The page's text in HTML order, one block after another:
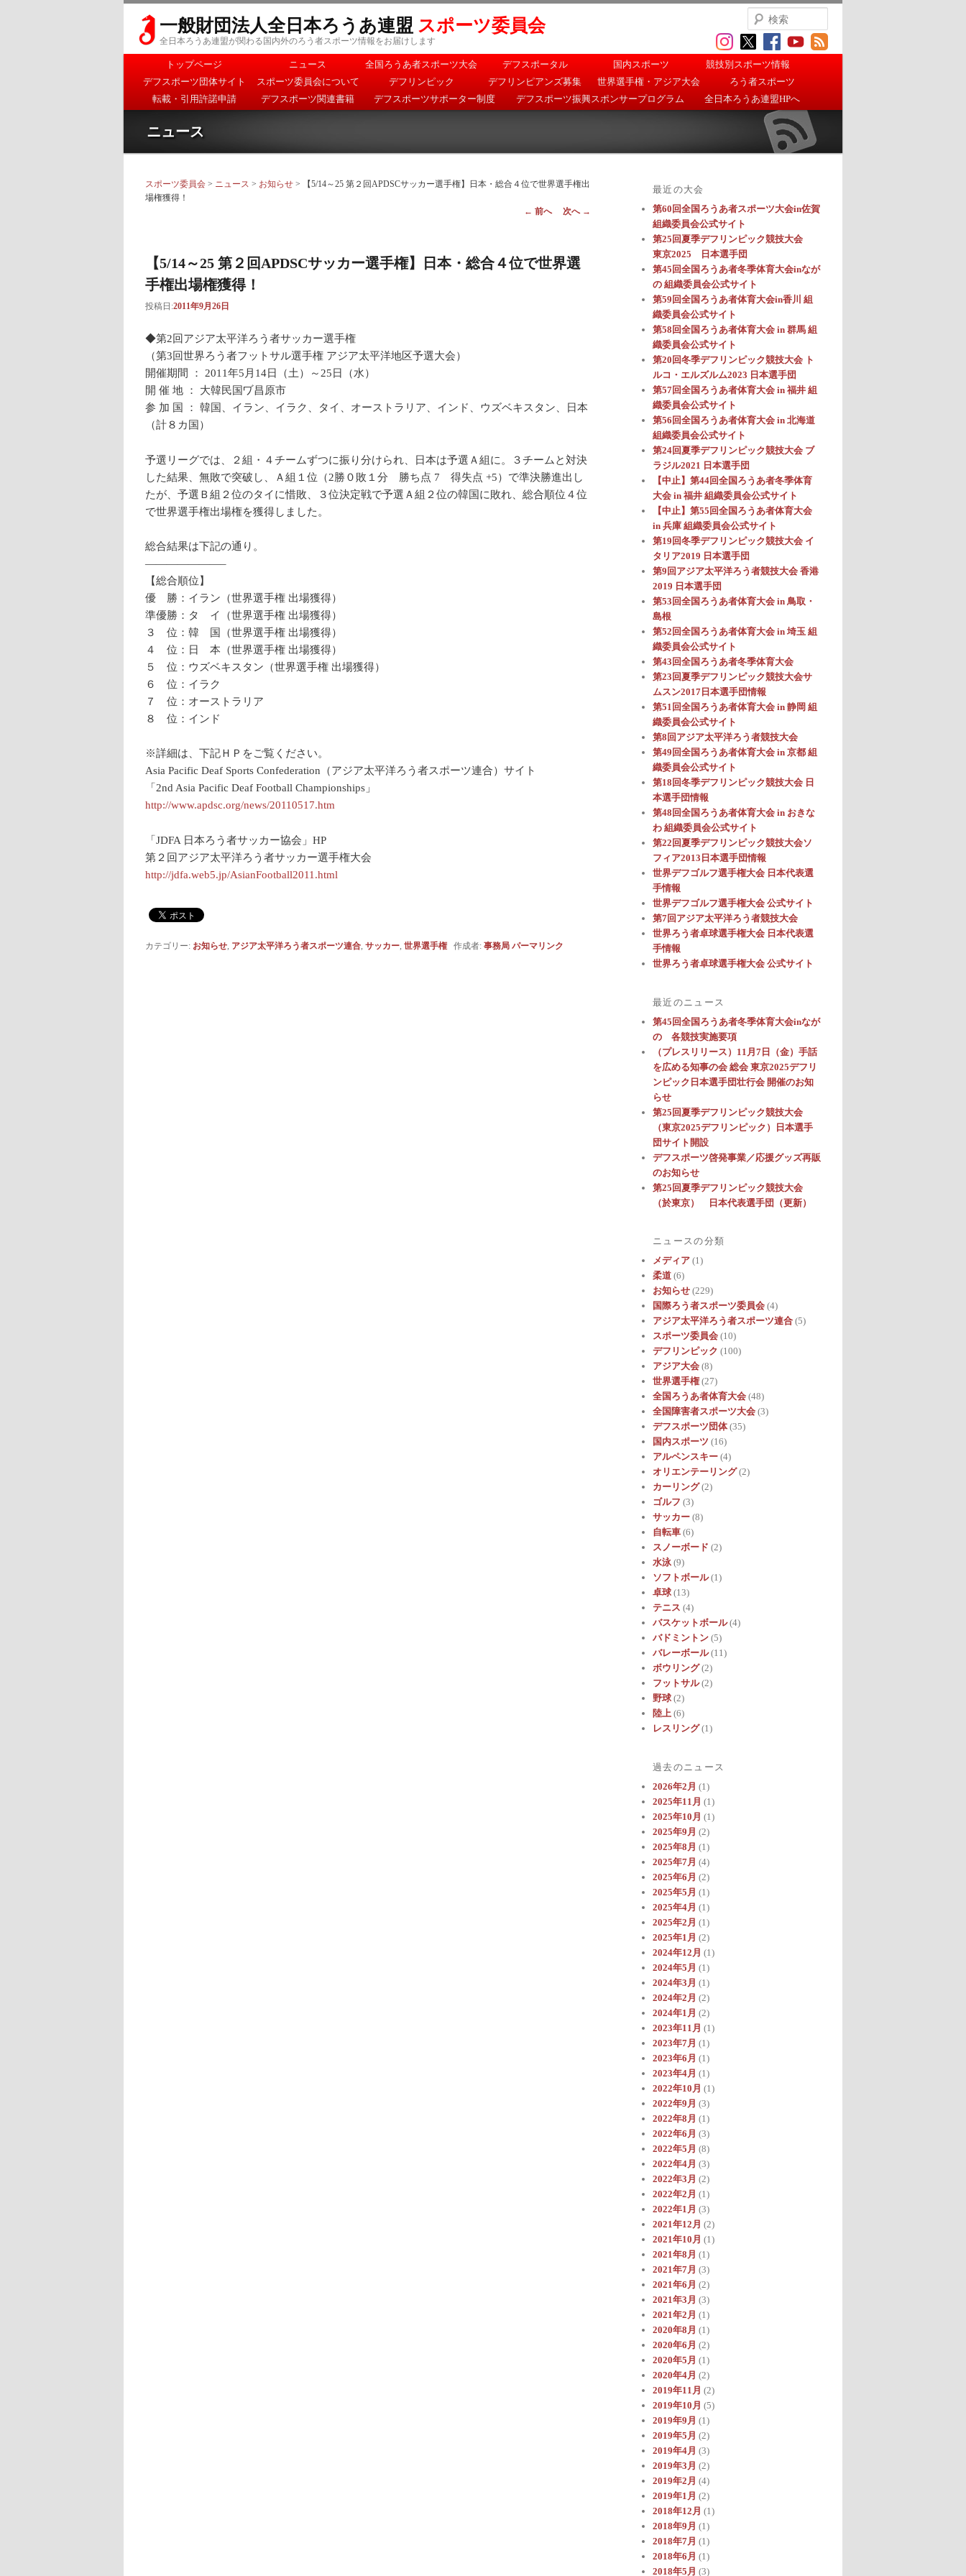
一般財団法人全日本ろうあ連盟 スポーツ委員会
全日本ろうあ連盟が関わる国内外のろう者スポーツ情報をお届けします
メインメニュー
メインコンテンツへ移
動
サブコンテンツへ移動
トップページ ニュース 全国ろうあ者スポーツ大会 デフスポータル 国内スポーツ
競技別スポーツ情報
デフスポーツ団体サイト
スポーツ委員会について デフリンピック デフリンピアンズ募集 世界選手権・アジア大会
ろう者スポーツ
転載・引用許諾申請
デフスポーツ関連書籍 デフスポーツサポーター制度 デフスポーツ振興スポンサープログラム 全日本ろうあ連盟HPへ
ニュース
スポーツ委員会 > ニュース > お知らせ > 【5/14～25 第２回APDSCサッカー選手権】日本・総合４位で世界選手権出
場権獲得！
投稿ナビゲー
← 前へ 次へ →
【5/14～25 第２回APDSCサッカー選手権】日本・総合４位で世界選
手権出場権獲得！
投稿日:2011年9月26日
◆第2回アジア太平洋ろう者サッカー選手権
（第3回世界ろう者フットサル選手権 アジア太平洋地区予選大会）
開催期間 ： 2011年5月14日（土）～25日（水）
開 催 地 ： 大韓民国ヷ昌原市
参 加 国 ： 韓国、イラン、イラク、タイ、オーストラリア、インド、ウズベキスタン、日本
（計８カ国）
予選リーグでは、２組・４チームずつに振り分けられ、日本は予選Ａ組に。３チームと対決
した結果、無敗で突破し、Ａ組１位（2勝０敗１分 勝ち点 7 得失点 +5）で準決勝進出し
たが、予選Ｂ組２位のタイに惜敗、３位決定戦で予選Ａ組２位の韓国に敗れ、総合順位４位
で世界選手権出場権を獲得しました。
総合結果は下記の通り。
———————–
【総合順位】
優 勝：イラン（世界選手権 出場獲得）
準優勝：タ イ（世界選手権 出場獲得）
３ 位：韓 国（世界選手権 出場獲得）
４ 位：日 本（世界選手権 出場獲得）
５ 位：ウズベキスタン（世界選手権 出場獲得）
６ 位：イラク
７ 位：オーストラリア
８ 位：インド
※詳細は、下記ＨＰをご覧ください。
Asia Pacific Deaf Sports Confederation（アジア太平洋ろう者スポーツ連合）サイト
「2nd Asia Pacific Deaf Football Championships」
http://www.apdsc.org/news/20110517.htm
「JDFA 日本ろう者サッカー協会」HP
第２回アジア太平洋ろう者サッカー選手権大会
http://jdfa.web5.jp/AsianFootball2011.html
カテゴリー: お知らせ, アジア太平洋ろう者スポーツ連合, サッカー, 世界選手権 作成者: 事務局 パーマリンク
最近の大会
第60回全国ろうあ者スポーツ大会in佐賀
組織委員会公式サイト
第25回夏季デフリンピック競技大会
東京2025 日本選手団
第45回全国ろうあ者冬季体育大会inなが
の 組織委員会公式サイト
第59回全国ろうあ者体育大会in香川 組
織委員会公式サイト
第58回全国ろうあ者体育大会 in 群馬 組
織委員会公式サイト
第20回冬季デフリンピック競技大会 ト
ルコ・エルズルム2023 日本選手団
第57回全国ろうあ者体育大会 in 福井 組
織委員会公式サイト
第56回全国ろうあ者体育大会 in 北海道
組織委員会公式サイト
第24回夏季デフリンピック競技大会 ブ
ラジル2021 日本選手団
【中止】第44回全国ろうあ者冬季体育
大会 in 福井 組織委員会公式サイト
【中止】第55回全国ろうあ者体育大会
in 兵庫 組織委員会公式サイト
第19回冬季デフリンピック競技大会 イ
タリア2019 日本選手団
第9回アジア太平洋ろう者競技大会 香港
2019 日本選手団
第53回全国ろうあ者体育大会 in 鳥取・
島根
第52回全国ろうあ者体育大会 in 埼玉 組
織委員会公式サイト
第43回全国ろうあ者冬季体育大会
第23回夏季デフリンピック競技大会サ
ムスン2017日本選手団情報
第51回全国ろうあ者体育大会 in 静岡 組
織委員会公式サイト
第8回アジア太平洋ろう者競技大会
第49回全国ろうあ者体育大会 in 京都 組
織委員会公式サイト
第18回冬季デフリンピック競技大会 日
本選手団情報
第48回全国ろうあ者体育大会 in おきな
わ 組織委員会公式サイト
第22回夏季デフリンピック競技大会ソ
フィア2013日本選手団情報
世界デフゴルフ選手権大会 日本代表選
手情報
世界デフゴルフ選手権大会 公式サイト
第7回アジア太平洋ろう者競技大会
世界ろう者卓球選手権大会 日本代表選
手情報
世界ろう者卓球選手権大会 公式サイト
最近のニュース
第45回全国ろうあ者冬季体育大会inなが
の 各競技実施要項
（プレスリリース）11月7日（金）手話
を広める知事の会 総会 東京2025デフリ
ンピック日本選手団壮行会 開催のお知
らせ
第25回夏季デフリンピック競技大会
（東京2025デフリンピック）日本選手
団サイト開設
デフスポーツ啓発事業／応援グッズ再販
のお知らせ
第25回夏季デフリンピック競技大会
（於東京） 日本代表選手団（更新）
ニュースの分類
メディア (1)
柔道 (6)
お知らせ (229)
国際ろう者スポーツ委員会 (4)
アジア太平洋ろう者スポーツ連合 (5)
スポーツ委員会 (10)
デフリンピック (100)
アジア大会 (8)
世界選手権(27)
全国ろうあ者体育大会 (48)
全国障害者スポーツ大会 (3)
デフスポーツ団体(35)
国内スポーツ (16)
アルペンスキー (4)
オリエンテーリング(2)
カーリング(2)
ゴルフ (3)
サッカー (8)
自転車 (6)
スノーボード (2)
水泳(9)
ソフトボール(1)
卓球 (13)
テニス (4)
バスケットボール(4)
バドミントン (5)
バレーボール(11)
ボウリング(2)
フットサル(2)
野球 (2)
陸上 (6)
レスリング(1)
過去のニュース
2026年2月 (1)
2025年11月 (1)
2025年10月 (1)
2025年9月 (2)
2025年8月 (1)
2025年7月 (4)
2025年6月 (2)
2025年5月 (1)
2025年4月 (1)
2025年2月 (1)
2025年1月 (2)
2024年12月 (1)
2024年5月 (1)
2024年3月 (1)
2024年2月 (2)
2024年1月 (2)
2023年11月 (1)
2023年7月 (1)
2023年6月 (1)
2023年4月 (1)
2022年10月 (1)
2022年9月 (3)
2022年8月 (1)
2022年6月 (3)
2022年5月 (8)
2022年4月 (3)
2022年3月 (2)
2022年2月 (1)
2022年1月 (3)
2021年12月 (2)
2021年10月 (1)
2021年8月 (1)
2021年7月 (3)
2021年6月 (2)
2021年3月 (3)
2021年2月 (1)
2020年8月 (1)
2020年6月 (2)
2020年5月 (1)
2020年4月 (2)
2019年11月 (2)
2019年10月 (5)
2019年9月 (1)
2019年5月 (2)
2019年4月 (3)
2019年3月 (2)
2019年2月 (4)
2019年1月 (2)
2018年12月 (1)
2018年9月 (1)
2018年7月 (1)
2018年6月 (1)
2018年5月 (3)